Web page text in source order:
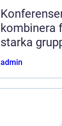
kombinera
starka
admin